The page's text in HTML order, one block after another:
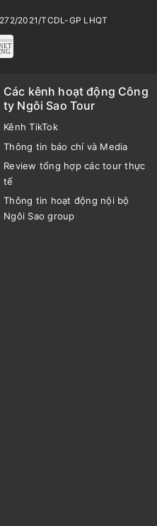
2021/TCDL-GP LHQT
Các kênh hoạt động Công
ty Ngôi Sao Tour
Kênh TikTok
Thông tin báo chí và Media
Review tổng hợp các tour thực
tế
Thông tin hoạt động nội bộ
Ngôi Sao group